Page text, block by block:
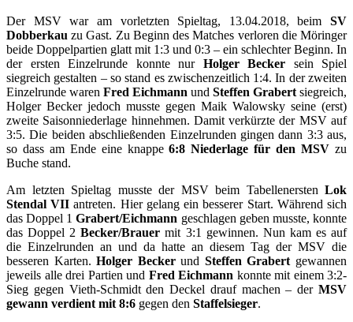
Der MSV war am vorletzten Spieltag, 13.04.2018, beim SV
Dobberkau zu Gast. Zu Beginn des Matches verloren die Möringer
beide Doppelpartien glatt mit 1:3 und 0:3 – ein schlechter Beginn. In
der ersten Einzelrunde konnte nur Holger Becker sein Spiel
siegreich gestalten – so stand es zwischenzeitlich 1:4. In der zweiten
Einzelrunde waren Fred Eichmann und Steffen Grabert siegreich,
Holger Becker jedoch musste gegen Maik Walowsky seine (erst)
zweite Saisonniederlage hinnehmen. Damit verkürzte der MSV auf
3:5. Die beiden abschließenden Einzelrunden gingen dann 3:3 aus,
so dass am Ende eine knappe6:8 Niederlage für den MSV zu
Buche stand.
Am letzten Spieltag musste der MSV beim Tabellenersten Lok
Stendal VII antreten. Hier gelang ein besserer Start. Während sich
das Doppel 1Grabert/Eichmann geschlagen geben musste, konnte
das Doppel 2Becker/Brauermit 3:1 gewinnen. Nun kam es auf
die Einzelrunden an und da hatte an diesem Tag der MSV die
besseren Karten.Holger Beckerund Steffen Grabert gewannen
jeweils alle drei Partien und Fred Eichmann konnte mit einem 3:2-
Sieg gegen Vieth-Schmidt den Deckel drauf machen – der MSV
gewann verdient mit 8:6 gegen den Staffelsieger.